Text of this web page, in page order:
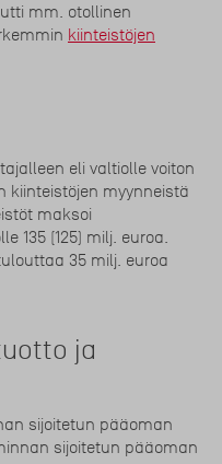
mm. otollinen
kiinteistöjen
eli valtiolle voiton
kiinteistöjen myynneistä
maksoi
135 (125) milj. euroa.
35 milj. euroa
ja
sijoitetun pääoman
sijoitetun pääoman